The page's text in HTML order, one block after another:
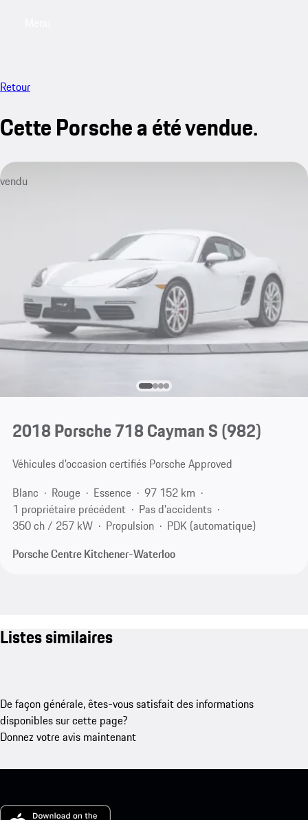
Retour
Cette Porsche a été vendue.
vendu
2018 Porsche 718 Cayman S(982)
Véhicules d’occasion certifiés Porsche Approved
Blanc
Rouge Essence
97 152 km
1 propriétaire précédent
Pas d'accidents
350 ch / 257 kW
Propulsion
PDK (automatique)
Porsche Centre Kitchener-Waterloo
Listes similaires
De façon générale, êtes-vous satisfait des informations
disponibles sur cette page?
Donnez votre avis maintenant